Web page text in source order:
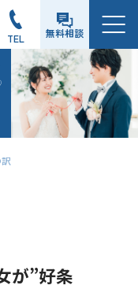
TEL 無料相談
ー
が”好条